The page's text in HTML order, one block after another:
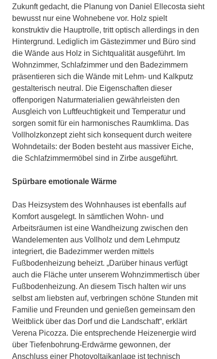
Zukunft gedacht, die Planung von Daniel Ellecosta sieht
bewusst nur eine Wohnebene vor. Holz spielt
konstruktiv die Hauptrolle, tritt optisch allerdings in den
Hintergrund. Lediglich im Gästezimmer und Büro sind
die Wände aus Holz in Sichtqualität ausgeführt. Im
Wohnzimmer, Schlafzimmer und den Badezimmern
präsentieren sich die Wände mit Lehm- und Kalkputz
gestalterisch neutral. Die Eigenschaften dieser
offenporigen Naturmaterialien gewährleisten den
Ausgleich von Luftfeuchtigkeit und Temperatur und
sorgen somit für ein harmonisches Raumklima. Das
Vollholzkonzept zieht sich konsequent durch weitere
Wohndetails: der Boden besteht aus massiver Eiche,
die Schlafzimmermöbel sind in Zirbe ausgeführt.
Spürbare emotionale Wärme
Das Heizsystem des Wohnhauses ist ebenfalls auf
Komfort ausgelegt. In sämtlichen Wohn- und
Arbeitsräumen ist eine Wandheizung zwischen den
Wandelementen aus Vollholz und dem Lehmputz
integriert, die Badezimmer werden mittels
Fußbodenheizung beheizt. „Darüber hinaus verfügt
auch die Fläche unter unserem Wohnzimmertisch über
Fußbodenheizung. An diesem Tisch halten wir uns
selbst am liebsten auf, verbringen schöne Stunden mit
Familie und Freunden und genießen gemeinsam den
Weitblick über das Dorf und die Landschaft“, erklärt
Verena Picozza. Die entsprechende Heizenergie wird
über Tiefenbohrung-Erdwärme gewonnen, der
Anschluss einer Photovoltaikanlage ist technisch